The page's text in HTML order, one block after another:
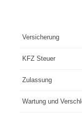
Versicherung
KFZ Steuer
Zulassung
Wartung und